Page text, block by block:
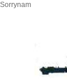
Sorrynam